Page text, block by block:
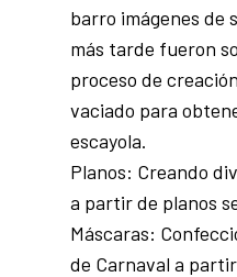
barro imágenes de
más tarde fueron
proceso de
vaciado para
escayola.
Planos: Creando
a partir de planos
Máscaras:
de Carnaval a